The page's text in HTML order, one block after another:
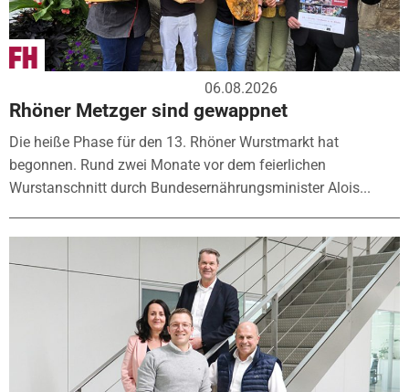
06.08.2026
Rhöner Metzger sind gewappnet
Die heiße Phase für den 13. Rhöner Wurstmarkt hat
begonnen. Rund zwei Monate vor dem feierlichen
Wurstanschnitt durch Bundesernährungsminister Alois...